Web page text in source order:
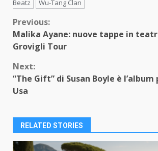
Beatz
Wu-Tang Clan
Continue
Reading
Previous:
Malika Ayane: nuove tappe in
Grovigli Tour
Next:
“The Gift” di Susan Boyle è
Usa
RELATED STORIES